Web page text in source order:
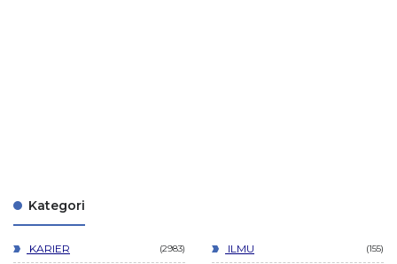
Kategori
KARIER 2983 ILMU 155